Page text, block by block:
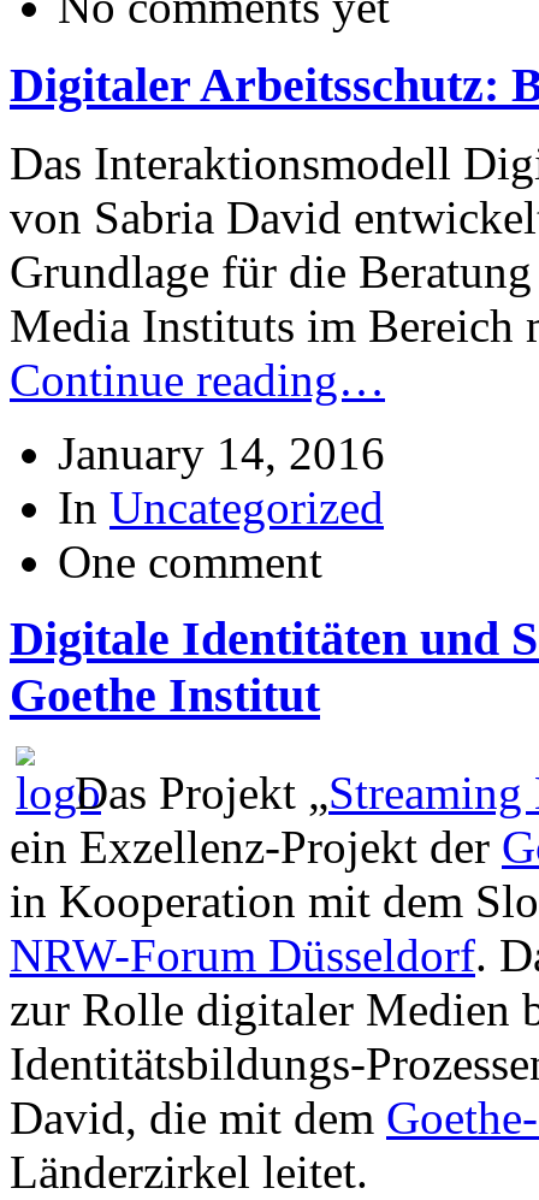
Digitaler Arbeitsschutz:
Das Interaktionsmodell
von Sabria David
Grundlage für die
Media Instituts im Bereich
Continue reading…
January 14, 2016
In Uncategorized
One comment
Digitale Identitäten und
Goethe Institut
Das Projekt „
ein Exzellenz-Projekt der
in Kooperation mit dem
NRW-Forum Düsseldorf.
zur Rolle digitaler Medien
Identitätsbildungs-
David, die mit dem
Länderzirkel leitet.